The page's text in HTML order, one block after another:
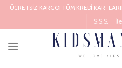
Skip
content
ÜCRETSİZ KARGO! TÜM KREDİ
S.S.S.